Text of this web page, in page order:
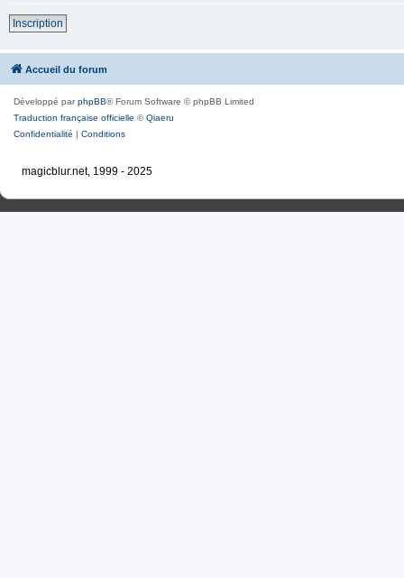
Inscription
Accueil du forum
Développé parphpBB® Forum Software © phpBB Limited
Traduction française officielle ©Qiaeru
Confidentialité | Conditions
magicblur.net, 1999 - 2025